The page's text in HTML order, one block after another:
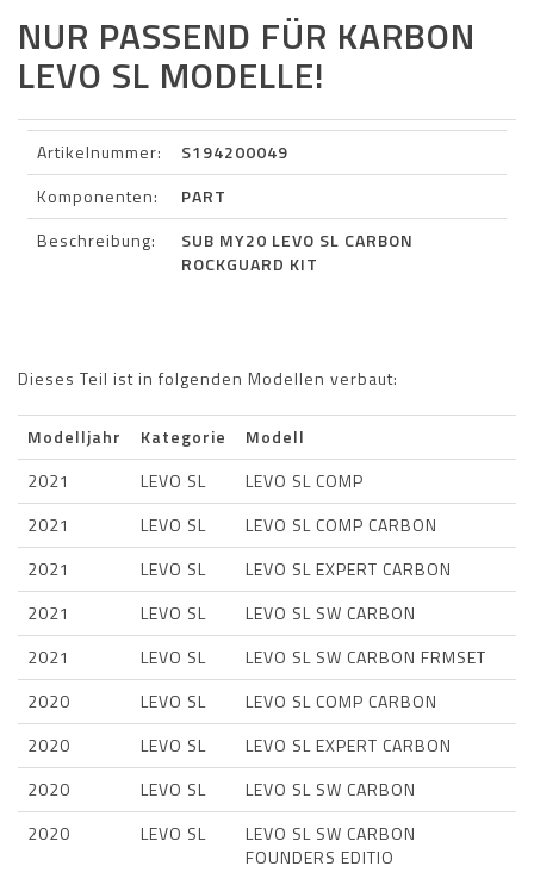
NUR PASSEND FÜR KARBON
LEVO SL MODELLE!
Artikelnummer:
S194200049
Komponenten:
PART
Beschreibung:
SUB MY20 LEVO SL CARBON
ROCKGUARD KIT
Dieses Teil ist in folgenden Modellen verbaut:
Modelljahr Kategorie
Modell
2021
LEVO SL
LEVO SL COMP
2021
LEVO SL
LEVO SL COMP CARBON
2021
LEVO SL
LEVO SL EXPERT CARBON
2021
LEVO SL
LEVO SL SW CARBON
2021
LEVO SL
LEVO SL SW CARBON FRMSET
2020
LEVO SL
LEVO SL COMP CARBON
2020
LEVO SL
LEVO SL EXPERT CARBON
2020
LEVO SL
LEVO SL SW CARBON
2020
LEVO SL
LEVO SL SW CARBON
FOUNDERS EDITIO